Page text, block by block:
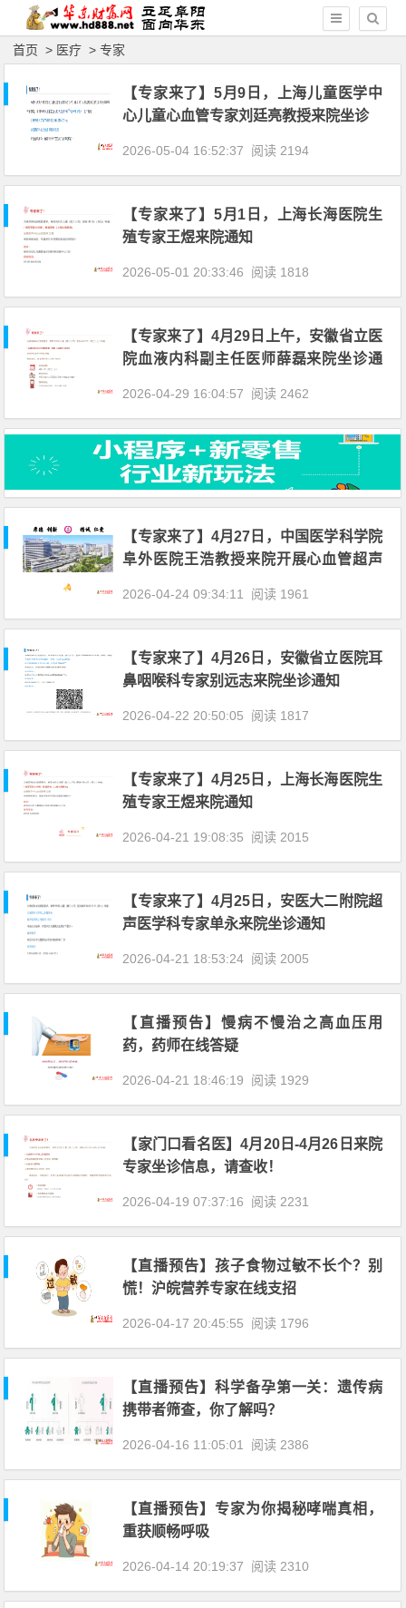
首页 > 医疗 >专家
【专家来了】5月9日，上海儿童医学中
心儿童心血管专家刘廷亮教授来院坐诊
2026-05-04 16:52:37 阅读 2194
【专家来了】5月1日，上海长海医院生
殖专家王煜来院通知
2026-05-01 20:33:46 阅读 1818
【专家来了】4月29日上午，安徽省立医
院血液内科副主任医师薛磊来院坐诊通
2026-04-29 16:04:57 阅读 2462
【专家来了】4月27日，中国医学科学院
阜外医院王浩教授来院开展心血管超声
2026-04-24 09:34:11 阅读 1961
【专家来了】4月26日，安徽省立医院耳
鼻咽喉科专家别远志来院坐诊通知
2026-04-22 20:50:05 阅读 1817
【专家来了】4月25日，上海长海医院生
殖专家王煜来院通知
2026-04-21 19:08:35 阅读 2015
【专家来了】4月25日，安医大二附院超
声医学科专家单永来院坐诊通知
2026-04-21 18:53:24 阅读 2005
【直播预告】慢病不慢治之高血压用
药，药师在线答疑
2026-04-21 18:46:19 阅读 1929
【家门口看名医】4月20日-4月26日来院
专家坐诊信息，请查收！
2026-04-19 07:37:16 阅读 2231
【直播预告】孩子食物过敏不长个？别
慌！沪皖营养专家在线支招
2026-04-17 20:45:55 阅读 1796
【直播预告】科学备孕第一关：遗传病
携带者筛查，你了解吗？
2026-04-16 11:05:01 阅读 2386
【直播预告】专家为你揭秘哮喘真相，
重获顺畅呼吸
2026-04-14 20:19:37 阅读 2310